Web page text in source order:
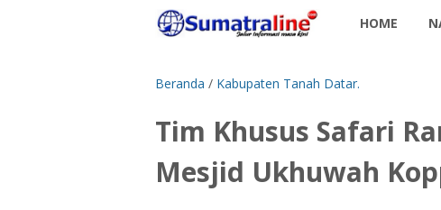
HOME
Beranda / Kabupaten Tanah Datar.
Tim Khusus Safari
Mesjid Ukhuwah